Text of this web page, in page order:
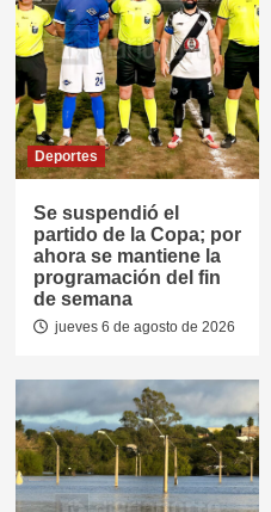
Deportes
Se suspendió el
partido de la Copa; por
ahora se mantiene la
programación del fin
de semana
jueves 6 de agosto de 2026